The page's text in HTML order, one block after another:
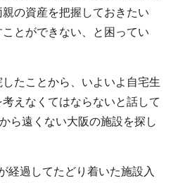
の資産を把握しておきたい
とができない、と困ってい
たことから、いよいよ自宅生
えなくてはならないと話して
ら遠くない大阪の施設を探し
経過してたどり着いた施設入